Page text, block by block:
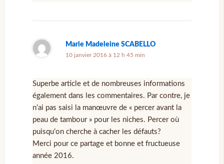
Marie Madeleine SCABELLO
10 janvier 2016 à 12 h 45 min
Superbe article et de nombreuses informations
également dans les commentaires. Par contre, je
n’ai pas saisi la manœuvre de « percer avant la
peau de tambour » pour les niches. Percer où
puisqu’on cherche à cacher les défauts?
Merci pour ce partage et bonne et fructueuse
année 2016.